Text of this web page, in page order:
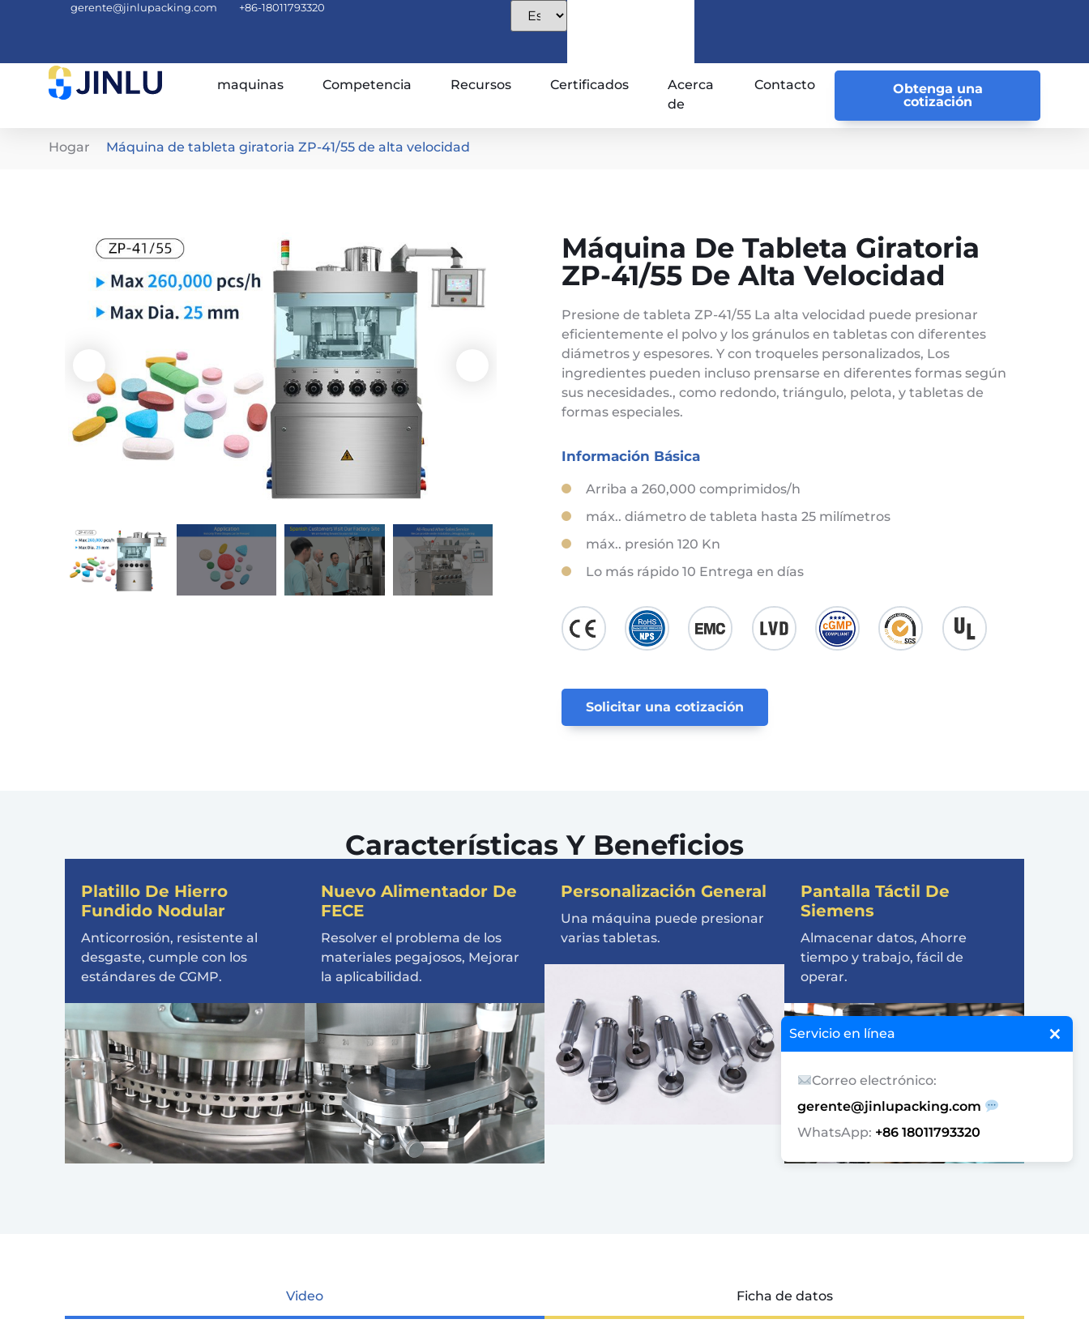
×
Servicio en línea
Correo electrónico:
gerente@jinlupacking.com
WhatsApp: +86 18011793320
gerente@jinlupacking.com +86-18011793320
maquinas Competencia Recursos Certificados
Acerca
de
Contacto
Obtenga una
cotización
Hogar Máquina de tableta giratoria ZP-41/55 de alta velocidad
Máquina De Tableta Giratoria
ZP-41/55 De Alta Velocidad
Presione de tableta ZP-41/55 La alta velocidad puede presionar
eficientemente el polvo y los gránulos en tabletas con diferentes
diámetros y espesores. Y con troqueles personalizados, Los
ingredientes pueden incluso prensarse en diferentes formas según
sus necesidades., como redondo, triángulo, pelota, y tabletas de
formas especiales.
Información Básica
Arriba a 260,000 comprimidos/h
máx.. diámetro de tableta hasta 25 milímetros
máx.. presión 120 Kn
Lo más rápido 10 Entrega en días
Solicitar una cotización
Características Y Beneficios
Platillo De Hierro
Fundido Nodular
Anticorrosión, resistente al
desgaste, cumple con los
estándares de CGMP.
Nuevo Alimentador De
FECE
Resolver el problema de los
materiales pegajosos, Mejorar
la aplicabilidad.
Personalización General
Una máquina puede presionar
varias tabletas.
Pantalla Táctil De
Siemens
Almacenar datos, Ahorre
tiempo y trabajo, fácil de
operar.
Video Ficha de datos